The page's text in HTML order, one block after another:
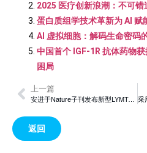
2025 医疗创新浪潮：不可
蛋白质组学技术革新为 AI 赋
AI 虚拟细胞：解码生命密码
中国首个 IGF-1R 抗体药物
困局
上一篇
安进于Nature子刊发布新型LYMTAC蛋白降解技术，突破膜蛋白靶向治疗瓶颈
返回